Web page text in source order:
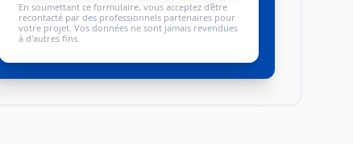
En soumettant ce formulaire, vous acceptez d'être
recontacté par des professionnels partenaires pour
votre projet. Vos données ne sont jamais revendues
à d'autres fins.